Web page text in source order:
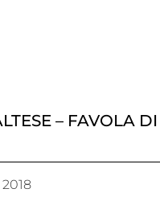
– FAVOLA DI